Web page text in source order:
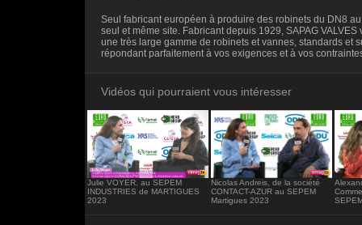
frameborder="0"></iframe>
Seul fabricant européen à produire des robinets du DN8
seul et même site. Fabricant depuis 1929, SAPAG VALVES
une très large gamme de robinets et vannes, standards et
répondant parfaitement à vos exigences et à vos
Vidéos qui pourraient vous intéresser
Julie VOYER, au SEPEM
INDUSTRIES de MARTIGUES
2023
Nicolas Andreis, de la société
CONTACT-AZUR au SEPEM
Martigues 2023